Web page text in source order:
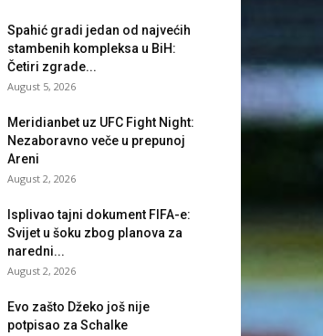
Spahić gradi jedan od najvećih
stambenih kompleksa u BiH:
Četiri zgrade...
August 5, 2026
Meridianbet uz UFC Fight Night:
Nezaboravno veče u prepunoj
Areni
August 2, 2026
Isplivao tajni dokument FIFA-e:
Svijet u šoku zbog planova za
naredni...
August 2, 2026
Evo zašto Džeko još nije
potpisao za Schalke